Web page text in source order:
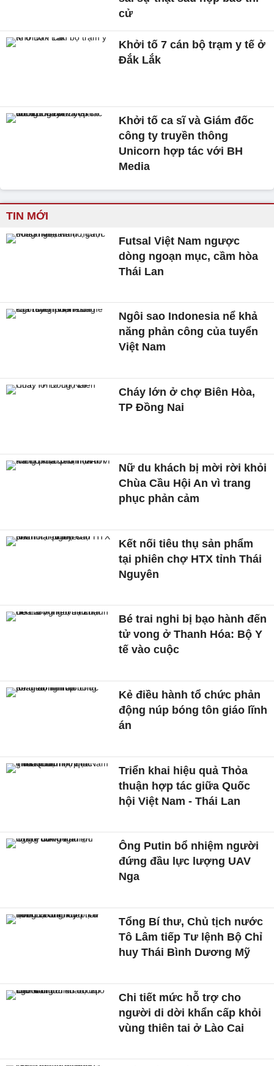
cử
Khởi tố 7 cán bộ trạm y tế ở
Đắk Lắk
Khởi tố ca sĩ và Giám đốc
công ty truyền thông
Unicorn hợp tác với BH
Media
TIN MỚI
Futsal Việt Nam ngược
dòng ngoạn mục, cầm hòa
Thái Lan
Ngôi sao Indonesia nể khả
năng phản công của tuyển
Việt Nam
Cháy lớn ở chợ Biên Hòa,
TP Đồng Nai
Nữ du khách bị mời rời khỏi
Chùa Cầu Hội An vì trang
phục phản cảm
Kết nối tiêu thụ sản phẩm
tại phiên chợ HTX tỉnh Thái
Nguyên
Bé trai nghi bị bạo hành đến
tử vong ở Thanh Hóa: Bộ Y
tế vào cuộc
Kẻ điều hành tổ chức phản
động núp bóng tôn giáo lĩnh
án
Triển khai hiệu quả Thỏa
thuận hợp tác giữa Quốc
hội Việt Nam - Thái Lan
Ông Putin bổ nhiệm người
đứng đầu lực lượng UAV
Nga
Tổng Bí thư, Chủ tịch nước
Tô Lâm tiếp Tư lệnh Bộ Chỉ
huy Thái Bình Dương Mỹ
Chi tiết mức hỗ trợ cho
người di dời khẩn cấp khỏi
vùng thiên tai ở Lào Cai